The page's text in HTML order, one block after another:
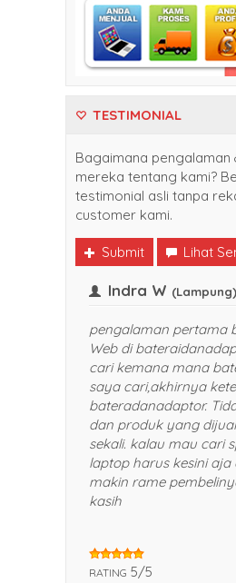
TESTIMONIAL
Bagaimana pengalaman
mereka tentang kami?
testimonial asli tanpa
customer kami.
Submit Lihat
Frank(Balikpapan)
Senang sekali belanja di
bateraidanadaptor.
bersaing dan pelayanan
diberikan TOP banget.
dan akan saya
kepada teman dan
Trims!